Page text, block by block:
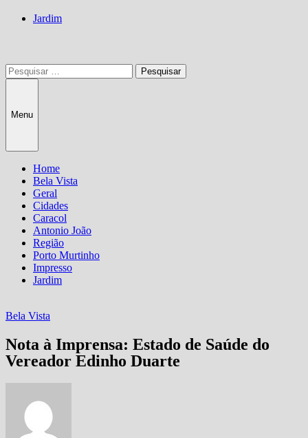
Jardim
Pesquisar
por:
Menu
Home
Bela Vista
Geral
Cidades
Caracol
Antonio João
Região
Porto Murtinho
Impresso
Jardim
Bela Vista
Nota à Imprensa: Estado de Saúde do
Vereador Edinho Duarte